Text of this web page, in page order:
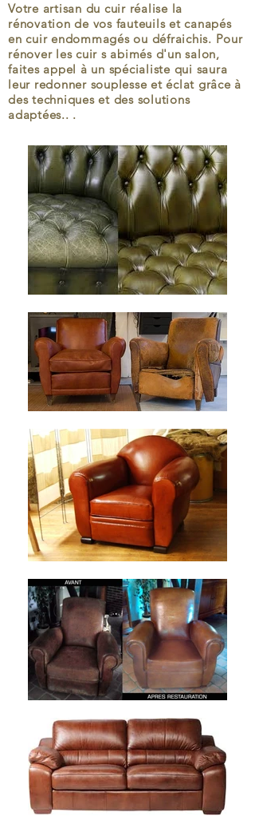
Votre artisan du cuir réalise la
rénovation de vos fauteuils et canapés
en cuir endommagés ou défraichis. Pour
rénover les cuir s abimés d'un salon,
faites appel à un spécialiste qui saura
leur redonner souplesse et éclat grâce à
des techniques et des solutions
adaptées.. .